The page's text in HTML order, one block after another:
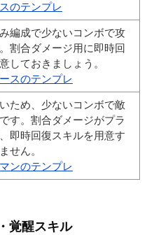
のテンプレ
編成で少ないコンボで攻
割合ダメージ用に即時回
しておきましょう。
スのテンプレ
ため、少ないコンボで敵
す。割合ダメージがプラ
即時回復スキルを用意す
せん。
ンのテンプレ
覚醒スキル